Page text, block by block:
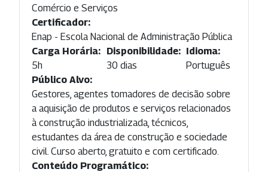
Comércio e Serviços
Certificador:
Enap - Escola Nacional de Administração Pública
Carga Horária:
5h
Disponibilidade:
30 dias
Idioma:
Português
Público Alvo:
Gestores, agentes tomadores de decisão sobre
a aquisição de produtos e serviços relacionados
à construção industrializada, técnicos,
estudantes da área de construção e sociedade
civil. Curso aberto, gratuito e com certificado.
Conteúdo Programático: